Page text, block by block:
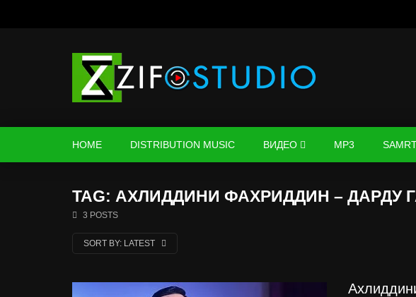
HOME DISTRIBUTION MUSIC ВИДЕО MP3
TAG: АХЛИДДИНИ ФАХРИДДИН – ДАРДУ
3 POSTS
SORT BY: LATEST